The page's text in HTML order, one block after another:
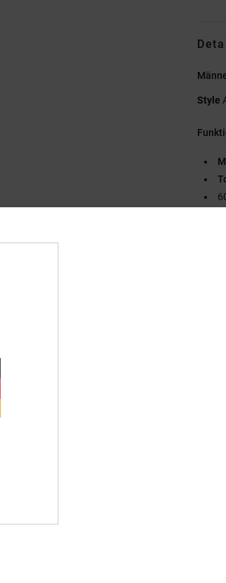
Style